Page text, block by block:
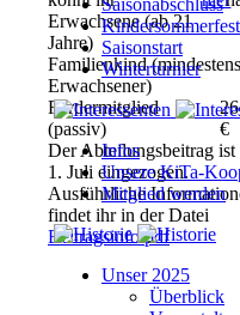
Erwachsene (ab 21
Jahre)
Familienkind
Erwachsener)
Fördermitglied
(passiv)
€
Der Abteilungsbeitrag
1. Juli eingezogen.
Ausführliche
findet ihr in der Datei
Beitragsinfo.pdf
.
Saisonabschluss
Kindersommerfest
Saisonstart
Winterturnier
Infos
Unsere KiTa-
Mitglied werden
Unser 2025
Überblick